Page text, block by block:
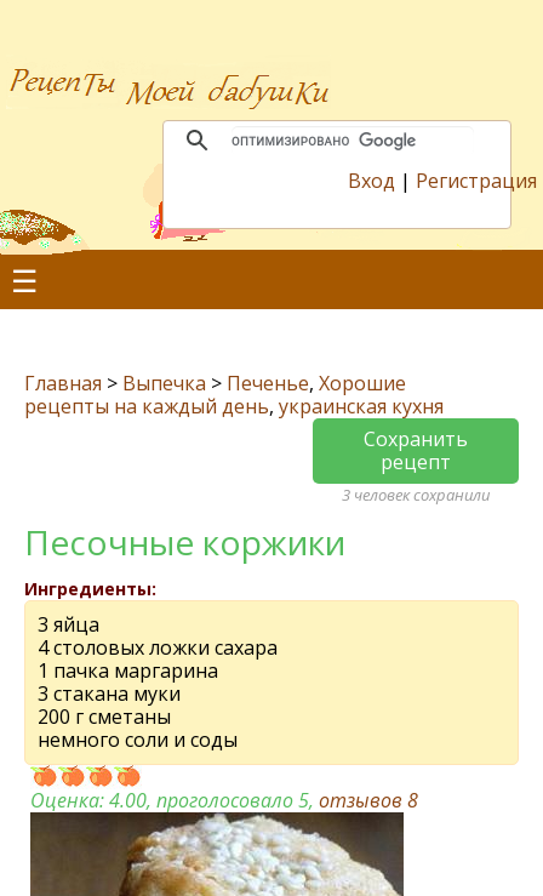
Вход | Регистрация
☰
Главная > Выпечка > Печенье, Хорошие
рецепты на каждый день, украинская кухня
Сохранить
рецепт
3 человек сохранили
Песочные коржики
Ингредиенты:
3 яйца
4 столовых ложки сахара
1 пачка маргарина
3 стакана муки
200 г сметаны
немного соли и соды
Оценка:4.00, проголосовало 5, отзывов 8